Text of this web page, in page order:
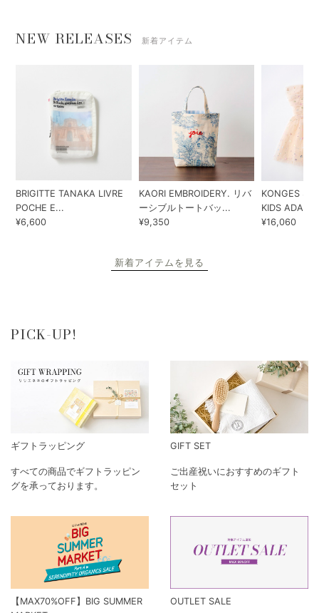
NEW RELEASES 新着アイテム
BRIGITTE TANAKA LIVRE
POCHE E...
¥6,600
KAORI EMBROIDERY. リバ
ーシブルトートバッ...
¥9,350
KONGES
KIDS ADA...
¥16,060
新着アイテムを見る
PICK-UP!
ギフトラッピング
すべての商品でギフトラッピン
グを承っております。
GIFT SET
ご出産祝いにおすすめのギフト
セット
【MAX70%OFF】BIG SUMMER
OUTLET SALE